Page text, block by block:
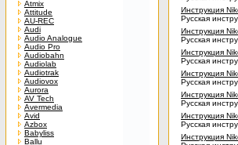
Atmix
Attitude
AU-REC
Audi
Audio Analogue
Audio Pro
Audiobahn
Audiolab
Audiotrak
Audiovox
Aurora
AV Tech
Avermedia
Avid
Azbox
Babyliss
Ballu
Инструкция
Русская
Инструкция
Русская
Инструкция
Русская
Инструкция
Русская
Инструкция
Русская
Инструкция
Русская
Инструкция